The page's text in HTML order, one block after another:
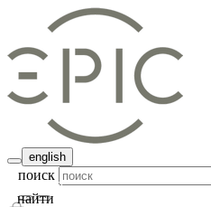
english
поиск
найти